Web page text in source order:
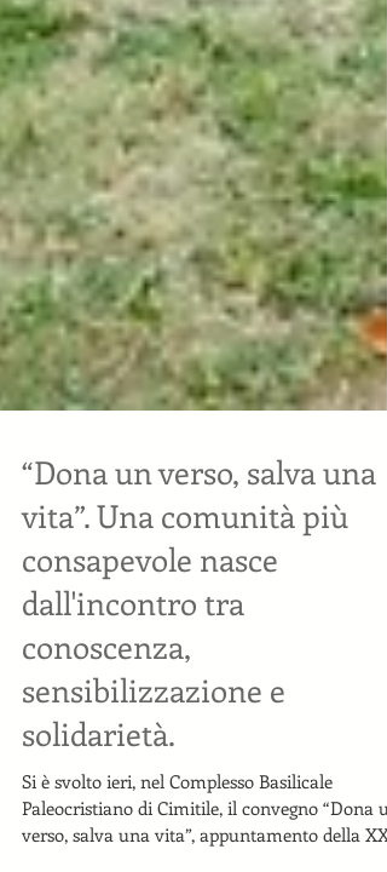
“Dona un verso, salva una
vita”. Una comunità più
consapevole nasce
dall'incontro tra
conoscenza,
sensibilizzazione e
solidarietà.